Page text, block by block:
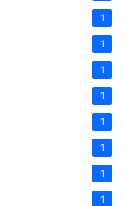
1
1
1
1
1
1
1
1